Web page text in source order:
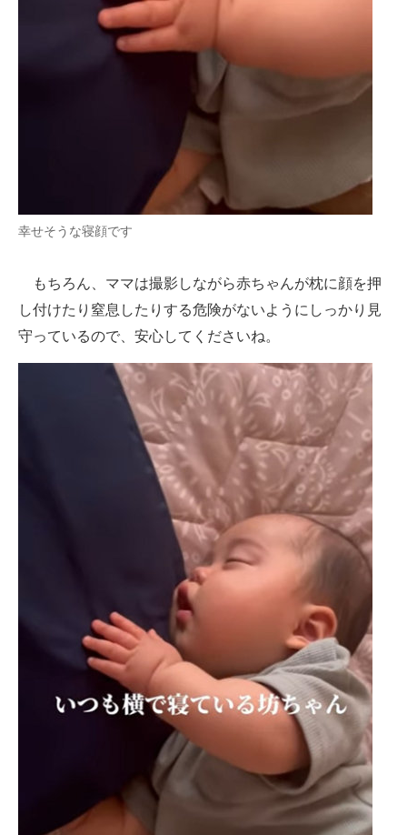
幸せそうな寝顔です
もちろん、ママは撮影しながら赤ちゃんが枕に顔を押
し付けたり窒息したりする危険がないようにしっかり見
守っているので、安心してくださいね。